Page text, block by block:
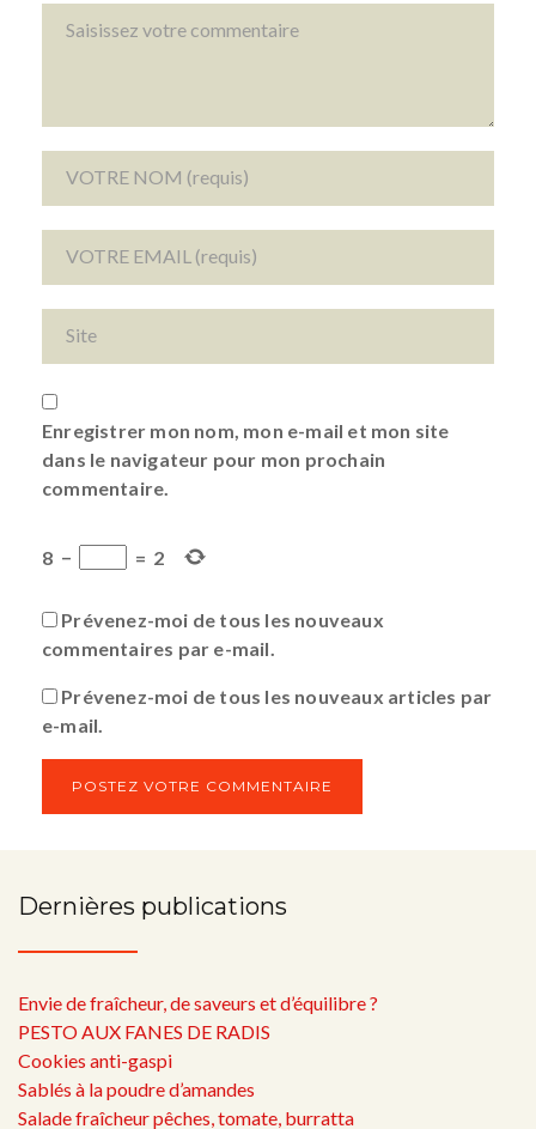
Enregistrer mon nom, mon e-mail et mon site
dans le navigateur pour mon prochain
commentaire.
8 − = 2
Prévenez-moi de tous les nouveaux
commentaires par e-mail.
Prévenez-moi de tous les nouveaux articles par
e-mail.
Dernières publications
Envie de fraîcheur, de saveurs et d’équilibre ?
PESTO AUX FANES DE RADIS
Cookies anti-gaspi
Sablés à la poudre d’amandes
Salade fraîcheur pêches, tomate, burratta